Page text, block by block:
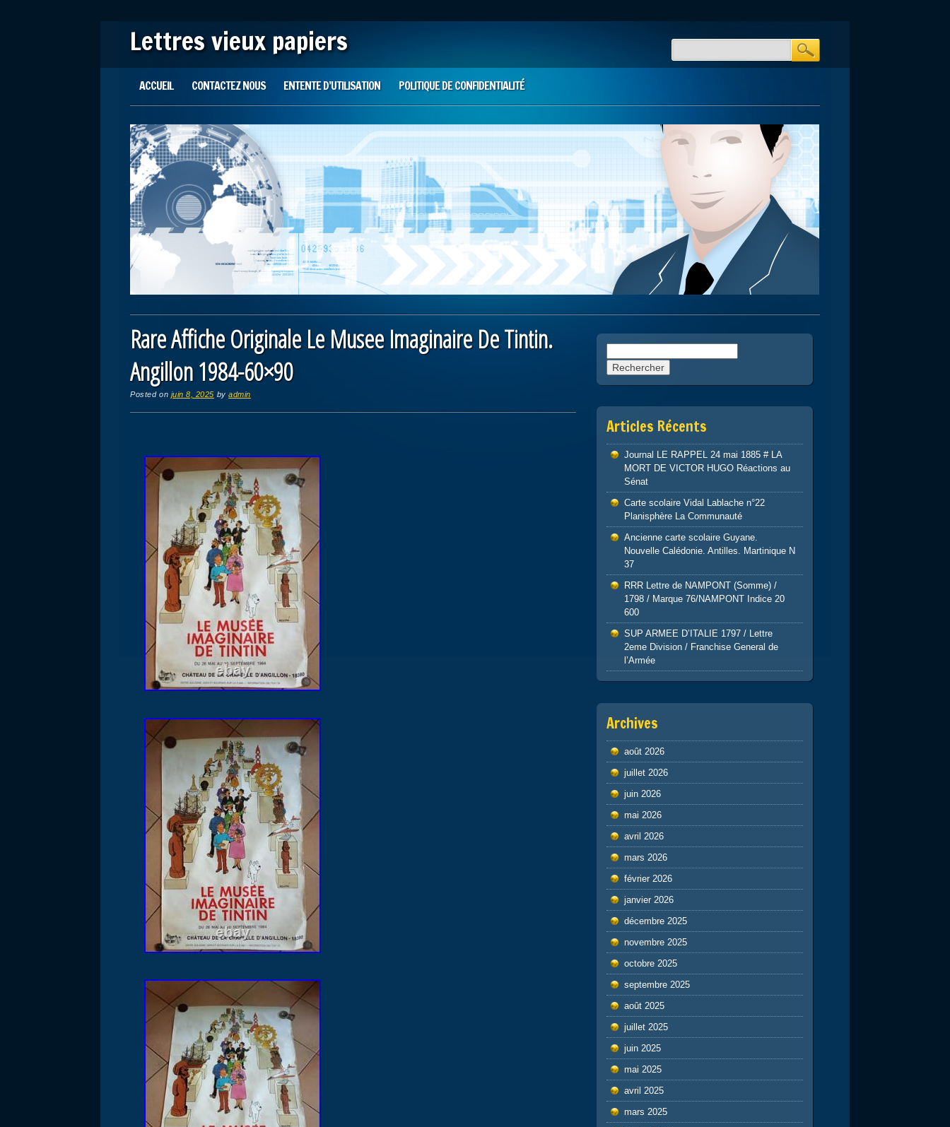
Lettres vieux papiers
Main menu
ACCUEIL CONTACTEZ NOUS ENTENTE D’UTILISATION POLITIQUE DE CONFIDENTIALITÉ
Rare Affiche Originale Le Musee Imaginaire De Tintin.
Angillon 1984-60×90
Posted on juin 8, 2025 byadmin
Articles Récents
Journal LE RAPPEL 24 mai 1885 # LA
MORT DE VICTOR HUGO Réactions au
Sénat
Carte scolaire Vidal Lablache n°22
Planisphère La Communauté
Ancienne carte scolaire Guyane.
Nouvelle Calédonie. Antilles. Martinique N
37
RRR Lettre de NAMPONT (Somme) /
1798 / Marque 76/NAMPONT Indice 20
600
SUP ARMEE D’ITALIE 1797 / Lettre
2eme Division / Franchise General de
l’Armée
Archives
août 2026
juillet 2026
juin 2026
mai 2026
avril 2026
mars 2026
février 2026
janvier 2026
décembre 2025
novembre 2025
octobre 2025
septembre 2025
août 2025
juillet 2025
juin 2025
mai 2025
avril 2025
mars 2025